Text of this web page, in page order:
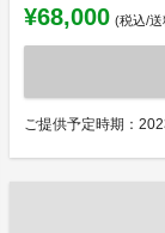
¥68,000 (税込/送
ご提供予定時期：